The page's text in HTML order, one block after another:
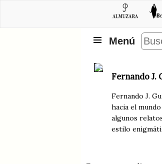
Menú
Fernando J.
Fernando J.
hacia el
algunos
estilo